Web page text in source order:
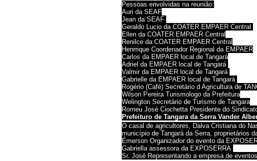
Pessoas envolvidas na reunião:
Auri da SEAF
Jean da SEAF
Geraldo Lucio da COATER EMPAER Central
Ellen da COATER EMPAER Central
Renilce da COATER EMPAER Central
Henrrique Coordenador Regional da EMPAER
Carlos da EMPAER local de Tangará
Adriel da EMPAER local de Tangará
Valmir da EMPAER local de Tangará
Gabrielle da EMPAER local de Tangará
Rogério (Café) Secretário d Agricultura de
Wilson Pereira Turismologo da Prefeitura
Welington Secretário de Turismo de Tangara
Romeu José Ciochetta Presidente do
Prefeituro de Tangara da Serra Vander
O casal de agricultores, Dalva Cristiana do
município de Tangará da Serra, proprietários
Émerson Organizador do evento da
Gabriella assessora da EXPOSERRA
Sr. José Representando a empresa de